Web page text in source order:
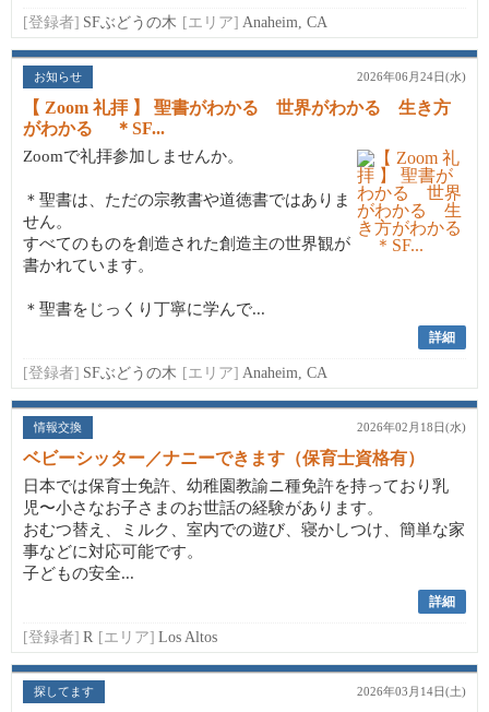
[登録者] SFぶどうの木 [エリア] Anaheim, CA
お知らせ 2026年06月24日(水)
【 Zoom 礼拝 】 聖書がわかる 世界がわかる 生き方
がわかる ＊SF...
Zoomで礼拝参加しませんか。
＊聖書は、ただの宗教書や道徳書ではありま
せん。
すべてのものを創造された創造主の世界観が
書かれています。
＊聖書をじっくり丁寧に学んで...
詳細
[登録者] SFぶどうの木 [エリア] Anaheim, CA
情報交換 2026年02月18日(水)
ベビーシッター／ナニーできます（保育士資格有）
日本では保育士免許、幼稚園教諭ニ種免許を持っており乳
児〜小さなお子さまのお世話の経験があります。
おむつ替え、ミルク、室内での遊び、寝かしつけ、簡単な家
事などに対応可能です。
子どもの安全...
詳細
[登録者] R [エリア] Los Altos
探してます 2026年03月14日(土)